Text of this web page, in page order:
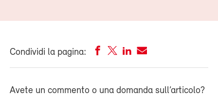
Condividi la pagina:
Avete un commento o una domanda sull’articolo?